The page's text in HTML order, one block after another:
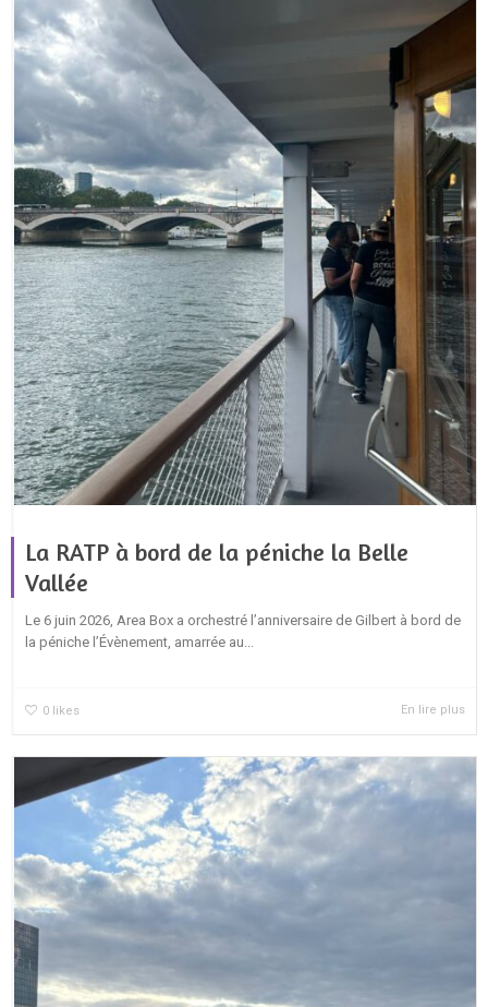
La RATP à bord de la péniche la Belle
Vallée
Le 6 juin 2026, Area Box a orchestré l’anniversaire de Gilbert à bord de
la péniche l’Évènement, amarrée au...
0 likes En lire plus